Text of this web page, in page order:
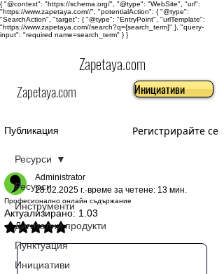
{ "@context": "https://schema.org/", "@type": "WebSite", "url":
"https://www.zapetaya.com//", "potentialAction": { "@type":
"SearchAction", "target": { "@type": "EntryPoint", "urlTemplate":
"https://www.zapetaya.com//search?q={search_term}" }, "query-
input": "required name=search_term" } }
Zapetaya.com
Zapetaya.com Инициативи
Публикация Регистрирайте се
Ресурси
Инструменти
Дигитални продукти
Пунктуация
Инициативи
Ресурси
Професионално онлайн съдържание
Administrator
28.02.2025 г. време за четене: 13 мин.
Актуализирано: 1.03
Оценено с NaN от 5 звезди.